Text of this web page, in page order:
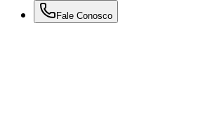
Fale Conosco